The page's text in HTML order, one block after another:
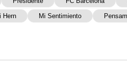
Hern Mi Sentimiento